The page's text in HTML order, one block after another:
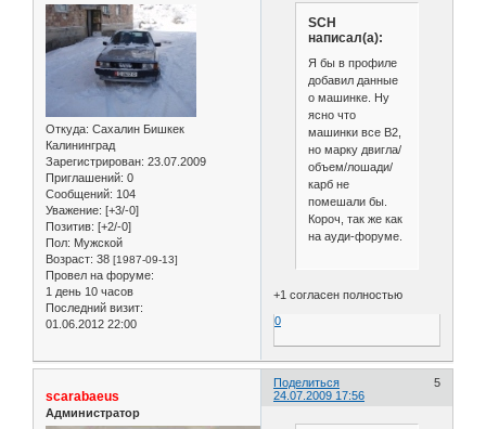
Откуда: Сахалин Бишкек
Калининград
Зарегистрирован: 23.07.2009
Приглашений: 0
Сообщений: 104
Уважение: [+3/-0]
Позитив: [+2/-0]
Пол: Мужской
Возраст: 38 [1987-09-13]
Провел на форуме:
1 день 10 часов
Последний визит:
01.06.2012 22:00
SCH
написал(а):
Я бы в профиле
добавил данные
о машинке. Ну
ясно что
машинки все B2,
но марку двигла/
объем/лошади/
карб не
помешали бы.
Короч, так же как
на ауди-форуме.
+1 согласен полностью
0
Поделиться
5
24.07.2009 17:56
scarabaeus
Администратор